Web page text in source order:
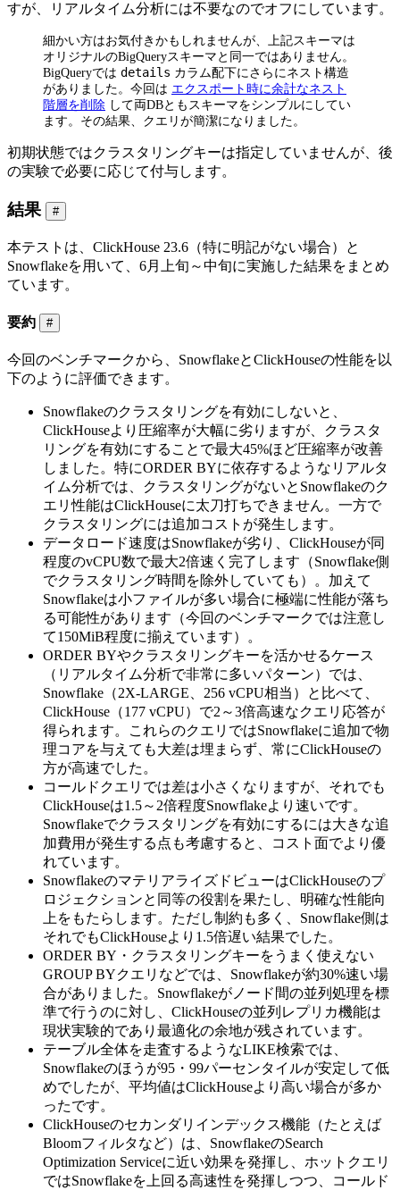
すが、リアルタイム分析には不要なのでオフにしています。
細かい方はお気付きかもしれませんが、上記スキーマは
オリジナルのBigQueryスキーマと同一ではありません。
BigQueryでは details カラム配下にさらにネスト構造
がありました。今回は エクスポート時に余計なネスト
階層を削除 して両DBともスキーマをシンプルにしてい
ます。その結果、クエリが簡潔になりました。
初期状態ではクラスタリングキーは指定していませんが、後
の実験で必要に応じて付与します。
結果 #
本テストは、ClickHouse 23.6（特に明記がない場合）と
Snowflakeを用いて、6月上旬～中旬に実施した結果をまとめ
ています。
要約 #
今回のベンチマークから、SnowflakeとClickHouseの性能を以
下のように評価できます。
Snowflakeのクラスタリングを有効にしないと、
ClickHouseより圧縮率が大幅に劣りますが、クラスタ
リングを有効にすることで最大45%ほど圧縮率が改善
しました。特にORDER BYに依存するようなリアルタ
イム分析では、クラスタリングがないとSnowflakeのク
エリ性能はClickHouseに太刀打ちできません。一方で
クラスタリングには追加コストが発生します。
データロード速度はSnowflakeが劣り、ClickHouseが同
程度のvCPU数で最大2倍速く完了します（Snowflake側
でクラスタリング時間を除外していても）。加えて
Snowflakeは小ファイルが多い場合に極端に性能が落ち
る可能性があります（今回のベンチマークでは注意し
て150MiB程度に揃えています）。
ORDER BYやクラスタリングキーを活かせるケース
（リアルタイム分析で非常に多いパターン）では、
Snowflake（2X-LARGE、256 vCPU相当）と比べて、
ClickHouse（177 vCPU）で2～3倍高速なクエリ応答が
得られます。これらのクエリではSnowflakeに追加で物
理コアを与えても大差は埋まらず、常にClickHouseの
方が高速でした。
コールドクエリでは差は小さくなりますが、それでも
ClickHouseは1.5～2倍程度Snowflakeより速いです。
Snowflakeでクラスタリングを有効にするには大きな追
加費用が発生する点も考慮すると、コスト面でより優
れています。
SnowflakeのマテリアライズドビューはClickHouseのプ
ロジェクションと同等の役割を果たし、明確な性能向
上をもたらします。ただし制約も多く、Snowflake側は
それでもClickHouseより1.5倍遅い結果でした。
ORDER BY・クラスタリングキーをうまく使えない
GROUP BYクエリなどでは、Snowflakeが約30%速い場
合がありました。Snowflakeがノード間の並列処理を標
準で行うのに対し、ClickHouseの並列レプリカ機能は
現状実験的であり最適化の余地が残されています。
テーブル全体を走査するようなLIKE検索では、
Snowflakeのほうが95・99パーセンタイルが安定して低
めでしたが、平均値はClickHouseより高い場合が多か
ったです。
ClickHouseのセカンダリインデックス機能（たとえば
Bloomフィルタなど）は、SnowflakeのSearch
Optimization Serviceに近い効果を発揮し、ホットクエリ
ではSnowflakeを上回る高速性を発揮しつつ、コールド